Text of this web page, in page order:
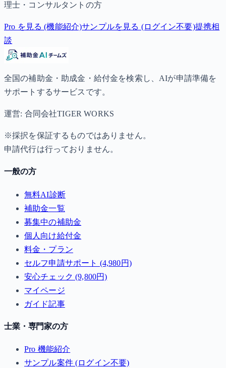
理士・コンサルタントの方
Pro を見る (機能紹介)サンプルを見る (ログイン不要)提携相
談
全国の補助金・助成金・給付金を検索し、AIが申請準備を
サポートするサービスです。
運営: 合同会社TIGER WORKS
※採択を保証するものではありません。
申請代行は行っておりません。
一般の方
無料AI診断
補助金一覧
募集中の補助金
個人向け給付金
料金・プラン
セルフ申請サポート (4,980円)
安心チェック (9,800円)
マイページ
ガイド記事
士業・専門家の方
Pro 機能紹介
サンプル案件 (ログイン不要)